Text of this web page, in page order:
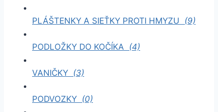
PLÁŠTENKY A SIEŤKY PROTI HMYZU (9)
PODLOŽKY DO KOČÍKA (4)
VANIČKY (3)
PODVOZKY (0)